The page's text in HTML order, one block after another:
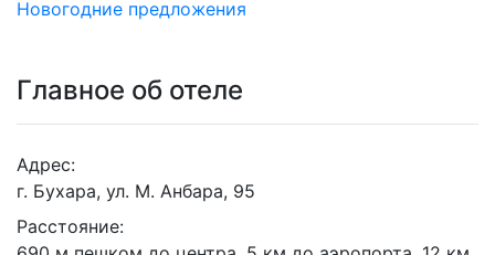
Новогодние предложения
Главное об отеле
Адрес:
г. Бухара, ул. М. Анбара, 95
Расстояние: